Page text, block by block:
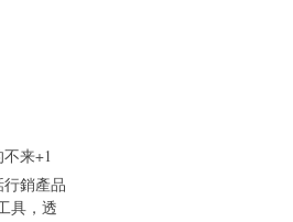
来+1
銷產品
具，透